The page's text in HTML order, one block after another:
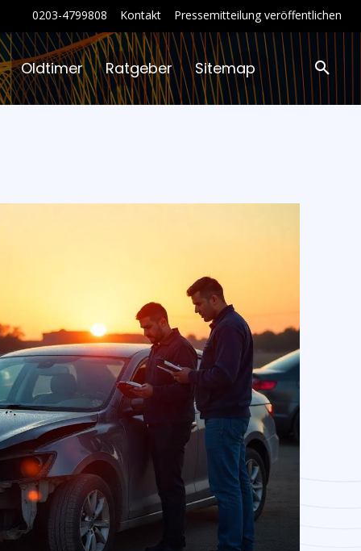
0203-4799808 Kontakt Pressemitteilung veröffentlichen
Oldtimer Ratgeber Sitemap